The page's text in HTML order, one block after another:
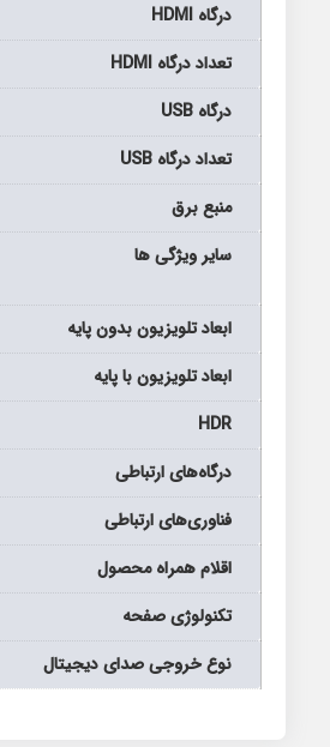
درگاه HDMI
تعداد درگاه HDMI
درگاه USB
تعداد درگاه USB
منبع برق
سایر ویژگی ها
ابعاد تلویزیون بدون پایه
ابعاد تلویزیون با پایه
HDR
درگاه‌های ارتباطی
فناوری‌های ارتباطی
اقلام همراه محصول
تکنولوژی صفحه
نوع خروجی صدای دیجیتال